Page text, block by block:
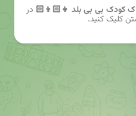
کودک بی بی بلد 👧🏻👦🏻 در
کلیک کنید.